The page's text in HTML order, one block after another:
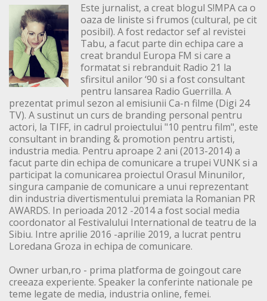
Este jurnalist, a creat blogul S!MPA ca o
oaza de liniste si frumos (cultural, pe cit
posibil). A fost redactor sef al revistei
Tabu, a facut parte din echipa care a
creat brandul Europa FM si care a
formatat si rebranduit Radio 21 la
sfirsitul anilor ‘90 si a fost consultant
pentru lansarea Radio Guerrilla. A
prezentat primul sezon al emisiunii Ca-n filme (Digi 24
TV). A sustinut un curs de branding personal pentru
actori, la TIFF, in cadrul proiectului "10 pentru film", este
consultant in branding & promotion pentru artisti,
industria media. Pentru aproape 2 ani (2013-2014) a
facut parte din echipa de comunicare a trupei VUNK si a
participat la comunicarea proiectul Orasul Minunilor,
singura campanie de comunicare a unui reprezentant
din industria divertismentului premiata la Romanian PR
AWARDS. In perioada 2012 -2014 a fost social media
coordonator al Festivalului International de teatru de la
Sibiu. Intre aprilie 2016 -aprilie 2019, a lucrat pentru
Loredana Groza in echipa de comunicare.
Owner urban,ro - prima platforma de goingout care
creeaza experiente. Speaker la conferinte nationale pe
teme legate de media, industria online, femei.